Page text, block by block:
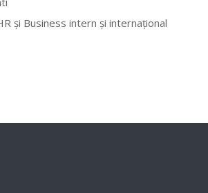
și Business intern și internațional